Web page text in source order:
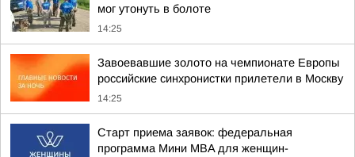
мог утонуть в болоте
14:25
Завоевавшие золото на чемпионате Европы
российские синхронистки прилетели в Москву
14:25
Старт приема заявок: федеральная
программа Мини MBA для женщин-